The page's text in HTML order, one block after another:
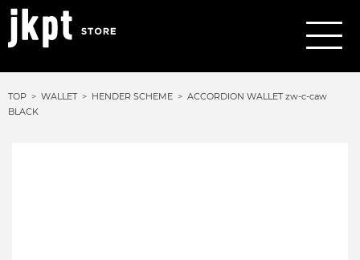
TOP WALLET HENDER SCHEME
ACCORDION WALLET zw-c-caw
BLACK